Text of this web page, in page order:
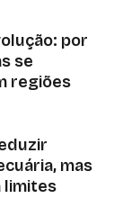
por
se
regiões
mas
limites